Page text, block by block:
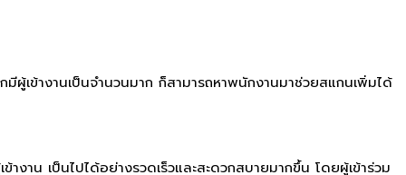
เข้างานเป็นจำนวนมาก ก็สามารถหาพนักงานมาช่วยสแกนเพิ่มได้
งาน เป็นไปได้อย่างรวดเร็วและสะดวกสบายมากขึ้น โดยผู้เข้าร่วม